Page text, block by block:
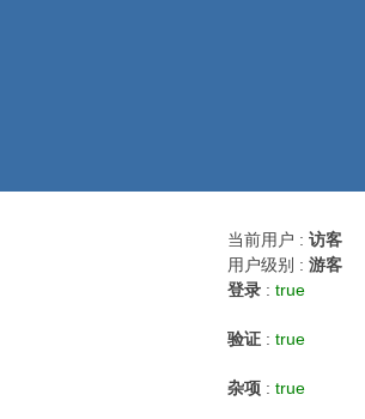
当前用户 : 访客
用户级别 : 游客
登录 : true
验证 : true
杂项 : true